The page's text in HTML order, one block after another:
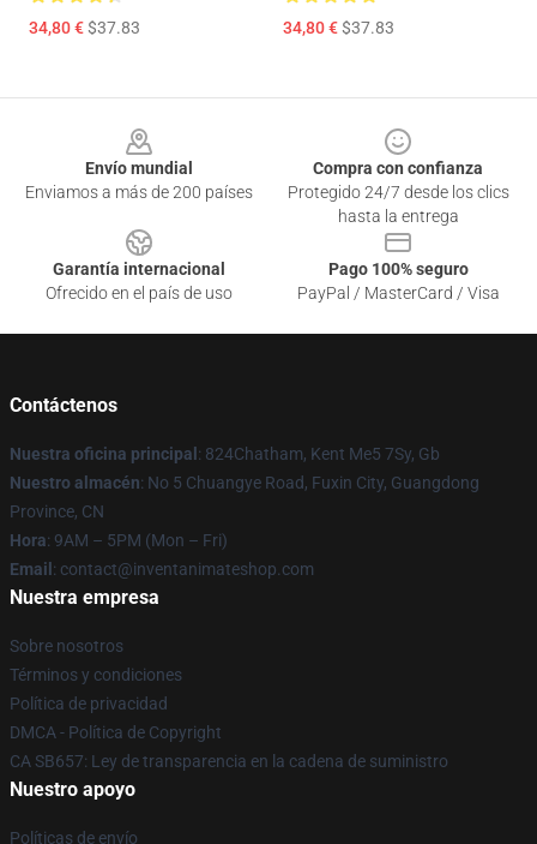
34,80 €$37.83 34,80 €$37.83
Envío mundial
Enviamos a más de 200 países
Compra con confianza
Protegido 24/7 desde los clics
hasta la entrega
Garantía internacional
Ofrecido en el país de uso
Pago 100% seguro
PayPal / MasterCard / Visa
Contáctenos
Nuestra oficina principal : 824Chatham, Kent Me5 7Sy, Gb
Nuestro almacén: No 5 Chuangye Road, Fuxin City, Guangdong
Province, CN
Hora: 9AM – 5PM (Mon – Fri)
Email : contact@inventanimateshop.com
Nuestra empresa
Sobre nosotros
Términos y condiciones
Política de privacidad
DMCA - Política de Copyright
CA SB657: Ley de transparencia en la cadena de suministro
Nuestro apoyo
Políticas de envío